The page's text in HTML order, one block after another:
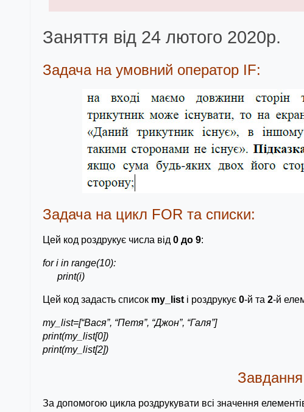
Заняття від 24 лютого 2020р.
Задача на умовний оператор IF:
Задача на цикл FOR та списки:
Цей код роздрукує числа від0 до 9:
for i in range(10):
print(i)
Цей код задасть список my_list і роздрукує0-й та2-й
my_list=[“Вася”, “Петя”, “Джон”, “Галя”]
print(my_list[0])
print(my_list[2])
Завдання
За допомогою цикла роздрукувати всі значення